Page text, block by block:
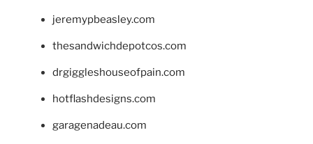
jeremypbeasley.com
thesandwichdepotcos.com
drgiggleshouseofpain.com
hotflashdesigns.com
garagenadeau.com